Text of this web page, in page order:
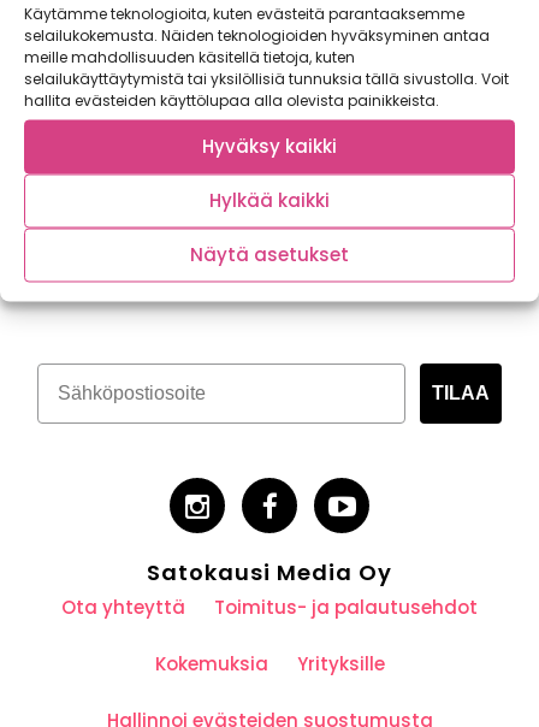
Käytämme teknologioita, kuten evästeitä parantaaksemme
selailukokemusta. Näiden teknologioiden hyväksyminen antaa
meille mahdollisuuden käsitellä tietoja, kuten
selailukäyttäytymistä tai yksilöllisiä tunnuksia tällä sivustolla. Voit
hallita evästeiden käyttölupaa alla olevista painikkeista.
Hyväksy kaikki
Hylkää kaikki
Näytä asetukset
Tilaa kasvispitoinen uutiskirje
TILAA
Satokausi Media Oy
Ota yhteyttä Toimitus- ja palautusehdot
Kokemuksia Yrityksille
Hallinnoi evästeiden suostumusta